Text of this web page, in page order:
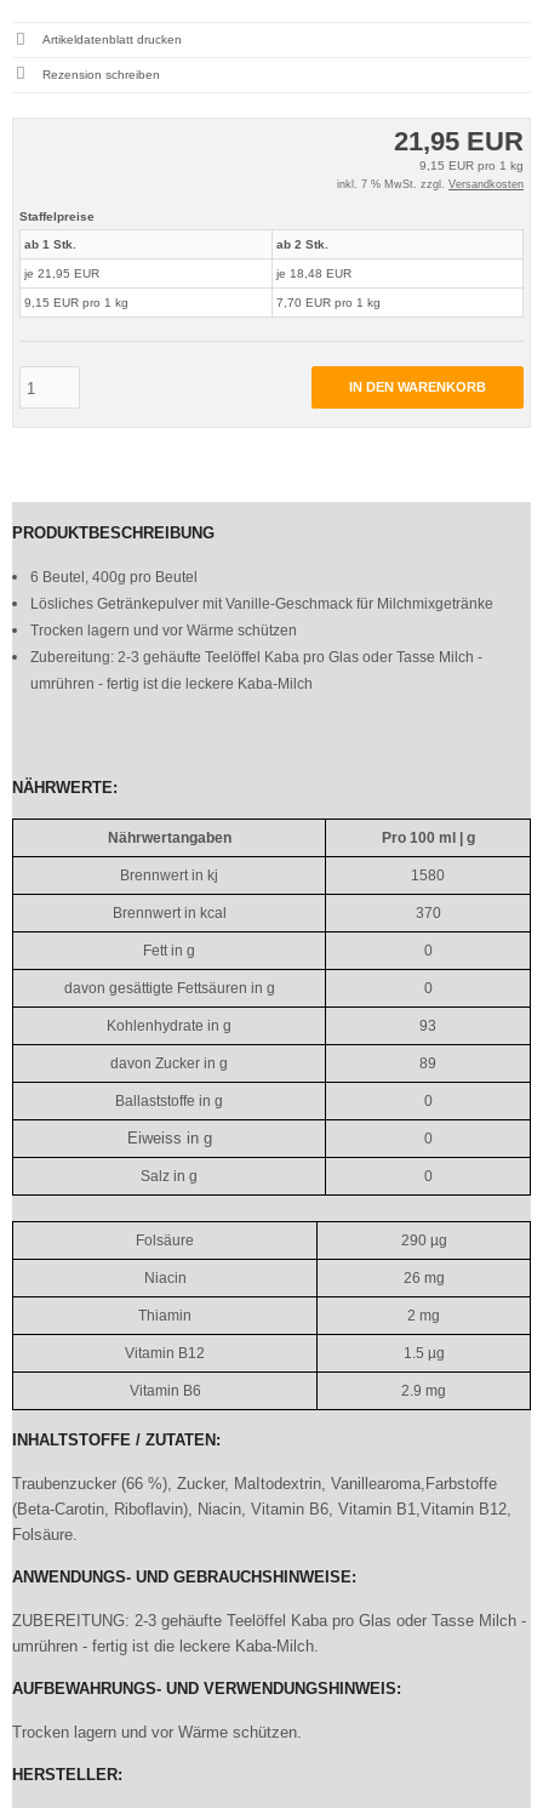
21,95 EUR
9,15 EUR pro 1 kg
inkl. 7 % MwSt. zzgl. Versandkosten
Staffelpreise
ab 1 Stk.
je 21,95 EUR
9,15 EUR pro 1 kg
ab 2 Stk.
je 18,48 EUR
7,70 EUR pro 1 kg
IN DEN WARENKORB
Artikeldatenblatt drucken
Rezension schreiben
PRODUKTBESCHREIBUNG
6 Beutel, 400g pro Beutel
Lösliches Getränkepulver mit Vanille-Geschmack für Milchmixgetränke
Trocken lagern und vor Wärme schützen
Zubereitung: 2-3 gehäufte Teelöffel Kaba pro Glas oder Tasse Milch -
umrühren - fertig ist die leckere Kaba-Milch
NÄHRWERTE:
Nährwertangaben Pro 100 ml | g
Brennwert in kj 1580
Brennwert in kcal 370
Fett in g 0
davon gesättigte Fettsäuren in g 0
Kohlenhydrate in g 93
davon Zucker in g 89
Ballaststoffe in g 0
Eiweiss in g 0
Salz in g 0
Folsäure 290 µg
Niacin 26 mg
Thiamin 2 mg
Vitamin B12 1.5 µg
Vitamin B6 2.9 mg
INHALTSTOFFE / ZUTATEN:
Traubenzucker (66 %), Zucker, MaItodextrin, Vanillearoma,Farbstoffe
(Beta-Carotin, Riboflavin), Niacin, Vitamin B6, Vitamin B1,Vitamin B12,
Folsäure.
ANWENDUNGS- UND GEBRAUCHSHINWEISE:
ZUBEREITUNG: 2-3 gehäufte Teelöffel Kaba pro Glas oder Tasse Milch -
umrühren - fertig ist die leckere Kaba-Milch.
AUFBEWAHRUNGS- UND VERWENDUNGSHINWEIS:
Trocken lagern und vor Wärme schützen.
HERSTELLER: